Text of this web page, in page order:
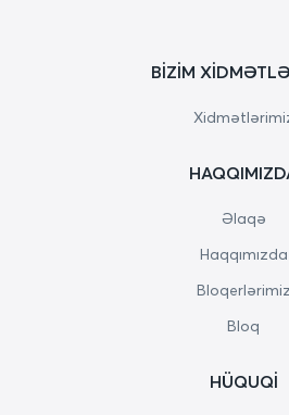
BIZIM
Əlaqə
Haqqımızda
Bloqerlərimiz
Bloq
HÜQUQI